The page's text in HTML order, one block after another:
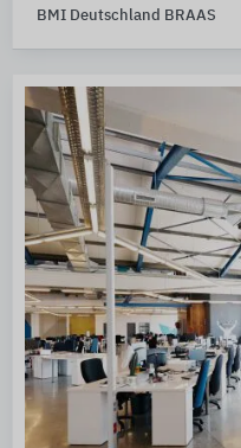
BMI Deutschland BRAAS